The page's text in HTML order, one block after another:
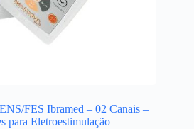
FES Ibramed – 02 Canais –
para Eletroestimulação